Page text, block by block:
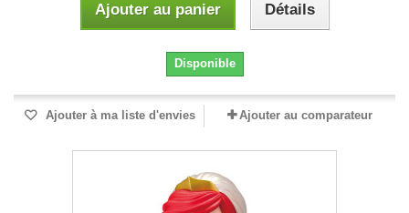
Ajouter au panier Détails
Disponible
Ajouter à ma liste d'envies Ajouter au comparateur